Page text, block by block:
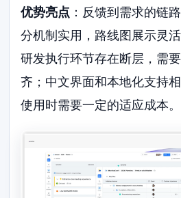
优势亮点 ：反馈到需求的链
分机制实用，路线图展示灵
研发执行环节存在断层，需
齐；中文界面和本地化支持
使用时需要一定的适应成本。